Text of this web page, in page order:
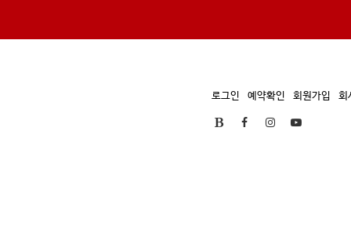
로그인 예약확인 회원가입 회